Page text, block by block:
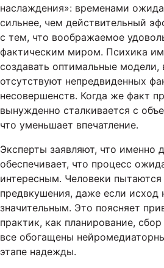
наслаждения»: временами
сильнее, чем действительный
с тем, что воображаемое
фактическим миром. Психика
создавать оптимальные модели,
отсутствуют непредвиденных
несовершенств. Когда же факт
вынужденно сталкивается с
что уменьшает впечатление.
Эксперты заявляют, что именно
обеспечивает, что процесс
интересным. Человеки
предвкушения, даже если исход
значительным. Это поясняет
практик, как планирование,
все обогащены
этапе надежды.